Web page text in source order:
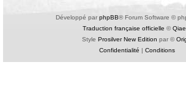
Développé par phpBB® Forum Software ©
Traduction française officielle ©
Style Prosilver New Edition par ©
Confidentialité | Conditions